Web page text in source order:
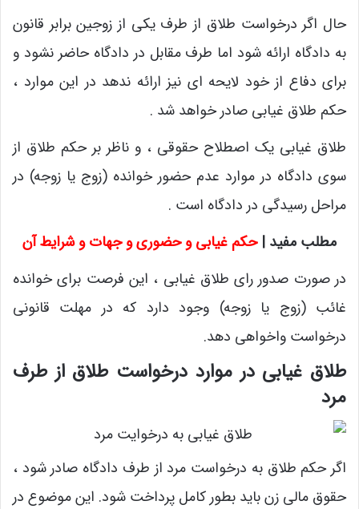
حال اگر درخواست طلاق از طرف یکی از زوجین برابر قانون
به دادگاه ارائه شود اما طرف مقابل در دادگاه حاضر نشود و
برای دفاع از خود لایحه ای نیز ارائه ندهد در این موارد ،
حکم طلاق غیابی صادر خواهد شد .
طلاق غیابی یک اصطلاح حقوقی ، و ناظر بر حکم طلاق از
سوی دادگاه در موارد عدم حضور خوانده (زوج یا زوجه) در
مراحل رسیدگی در دادگاه است .
مطلب مفید |حکم غیابی و حضوری و جهات و شرایط آن
در صورت صدور رای طلاق غیابی ، این فرصت برای خوانده
غائب (زوج یا زوجه) وجود دارد که در مهلت قانونی
درخواست واخواهی دهد.
طلاق غیابی در موارد درخواست طلاق از طرف
مرد
اگر حکم طلاق به درخواست مرد از طرف دادگاه صادر ‌شود ،
حقوق مالی زن باید بطور کامل پرداخت شود. این موضوع در